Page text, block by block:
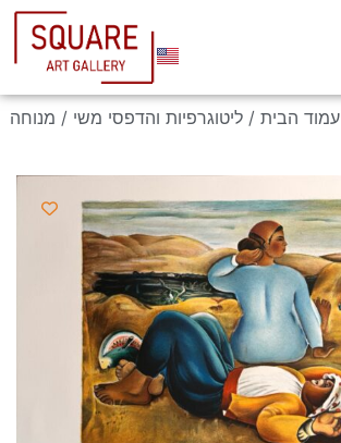
עמוד הבית /ליטוגרפיות והדפסי משי / מנוחה